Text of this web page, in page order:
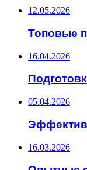
12.05.2026
Топовые
16.04.2026
05.04.2026
16.03.2026